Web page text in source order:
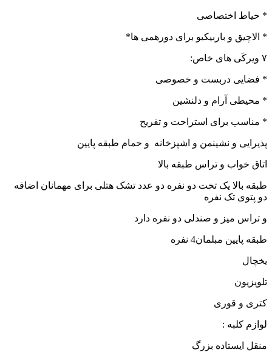
* حیاط اختصاصی
* الاچیق و باربیکیو برای دورهمی ها*
۷ ویرکَی های خاص:
* فضایی دربست و خصوصی
* محیطی آرام و دلنشین
* مناسب برای استراحت و تفریح
پذیرایی و نشینمن و اشپزخانه و حمام طبقه پایین
اتاق خواب و تراس طبقه بالا
طبقه بالا یک تخت دو نفره دو عدد تشک هتلی برای مهمانان اضافه
دو پتوی تک نفره
و تراس میز و صندلی دو نفره دارد
طبقه پایین مبلمان4 نفره
یخچال
تلویزیون
کتری و قوری
لوازم کلبه :
منقل ایستاده بزرگ